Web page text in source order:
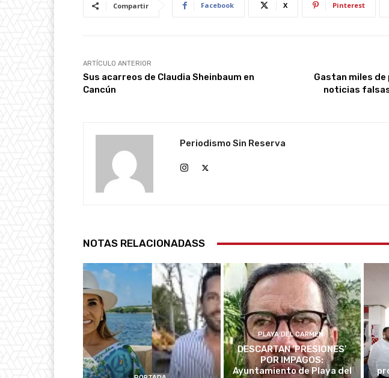
Compartir Facebook X Pinterest
ARTÍCULO ANTERIOR
Sus acarreos de Claudia Sheinbaum en
Cancún
Gastan miles de
noticias
Periodismo Sin Reserva
NOTAS RELACIONADASS
PLAYA DEL CARMEN
DESCARTAN ‘PRESIONES’
POR IMPAGOS:
Ayuntamiento de Playa del